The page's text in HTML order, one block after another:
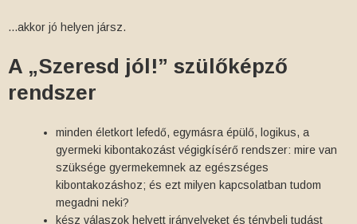
...akkor jó helyen jársz.
A „Szeresd jól!” szülőképző
rendszer
minden életkort lefedő, egymásra épülő, logikus, a
gyermeki kibontakozást végigkísérő rendszer: mire van
szüksége gyermekemnek az egészséges
kibontakozáshoz; és ezt milyen kapcsolatban tudom
megadni neki?
kész válaszok helyett irányelveket és ténybeli tudást